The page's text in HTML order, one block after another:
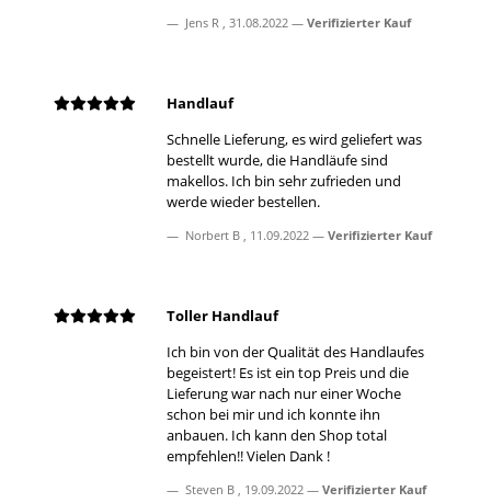
Jens R , 31.08.2022 Verifizierter Kauf
Handlauf
Schnelle Lieferung, es wird geliefert was
bestellt wurde, die Handläufe sind
makellos. Ich bin sehr zufrieden und
werde wieder bestellen.
Norbert B , 11.09.2022 Verifizierter Kauf
Toller Handlauf
Ich bin von der Qualität des Handlaufes
begeistert! Es ist ein top Preis und die
Lieferung war nach nur einer Woche
schon bei mir und ich konnte ihn
anbauen. Ich kann den Shop total
empfehlen!! Vielen Dank !
Steven B , 19.09.2022 Verifizierter Kauf